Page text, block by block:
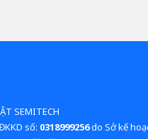
SEMITECH
số: 0318999256do Sở kế